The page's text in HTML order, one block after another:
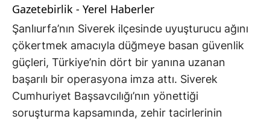
Gazetebirlik - Yerel Haberler
Şanlıurfa’nın Siverek ilçesinde uyuşturucu ağını
çökertmek amacıyla düğmeye basan güvenlik
güçleri, Türkiye’nin dört bir yanına uzanan
başarılı bir operasyona imza attı. Siverek
Cumhuriyet Başsavcılığı’nın yönettiği
soruşturma kapsamında, zehir tacirlerinin